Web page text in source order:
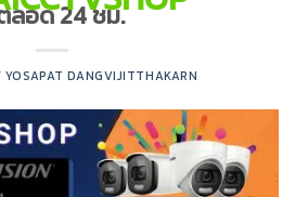
ลอด 24 ชม.
YOSAPAT DANGVIJITTHAKARN